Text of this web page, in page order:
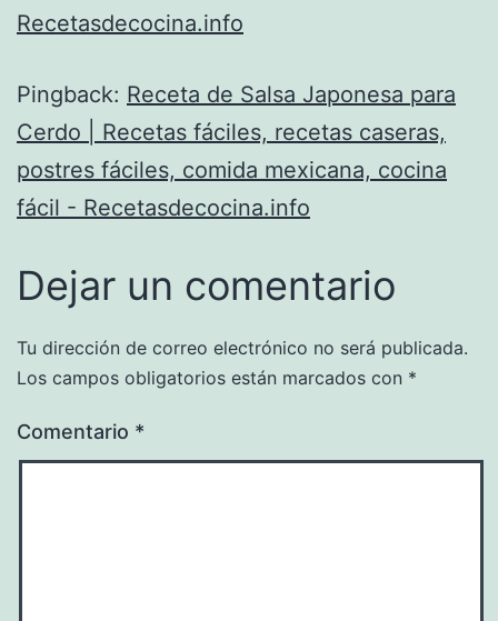
Recetasdecocina.info
Pingback: Receta de Salsa Japonesa para
Cerdo | Recetas fáciles, recetas caseras,
postres fáciles, comida mexicana, cocina
fácil - Recetasdecocina.info
Dejar un comentario
Tu dirección de correo electrónico no será publicada.
Los campos obligatorios están marcados con *
Comentario *